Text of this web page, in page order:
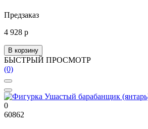
Предзаказ
4 928 р
В корзину
БЫСТРЫЙ ПРОСМОТР
(0)
0
60862